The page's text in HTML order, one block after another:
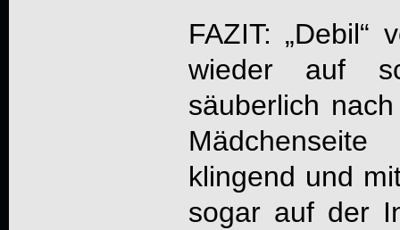
FAZIT: „Debil“
wieder auf
säuberlich
klingend und
sogar auf der